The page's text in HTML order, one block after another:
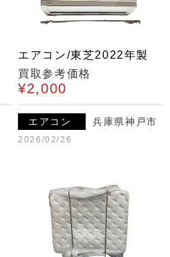
エアコン/東芝2022年製
買取参考価格
¥2,000
エアコン 兵庫県神戸市
2026/02/26